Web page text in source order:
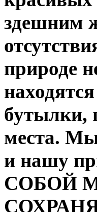
здешним
природе
бутылки,
места.
и нашу
СОБОЙ